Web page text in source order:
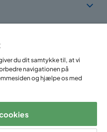
lande
du dit samtykke til, at vi
navigationen på
og hjælpe os med